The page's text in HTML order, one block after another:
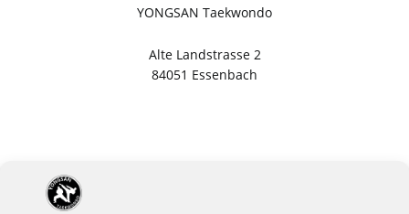
YONGSAN Taekwondo
Alte Landstrasse 2
84051 Essenbach